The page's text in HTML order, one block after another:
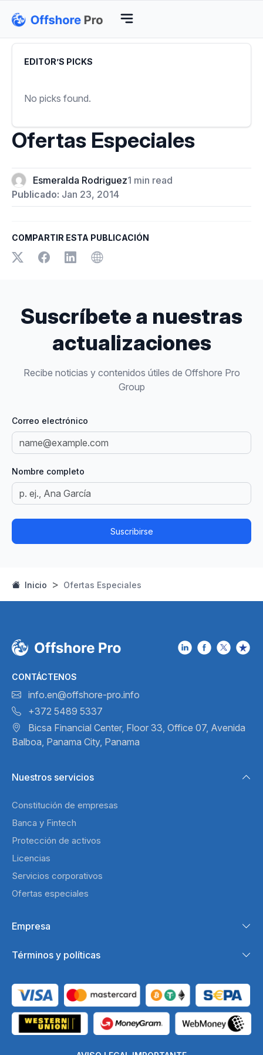
Ofertas Especiales
Esmeralda Rodriguez1 min read
Publicado: Jan 23, 2014
COMPARTIR ESTA PUBLICACIÓN
EDITOR’S PICKS
No picks found.
Suscríbete a nuestras
actualizaciones
Recibe noticias y contenidos útiles de Offshore Pro
Group
Correo electrónico
Nombre completo
Suscribirse
Inicio Ofertas Especiales
CONTÁCTENOS
info.en@offshore-pro.info
+372 5489 5337
Bicsa Financial Center, Floor 33, Office 07, Avenida
Balboa, Panama City, Panama
Nuestros servicios
Constitución de empresas
Banca y Fintech
Protección de activos
Licencias
Servicios corporativos
Ofertas especiales
Empresa
Términos y políticas